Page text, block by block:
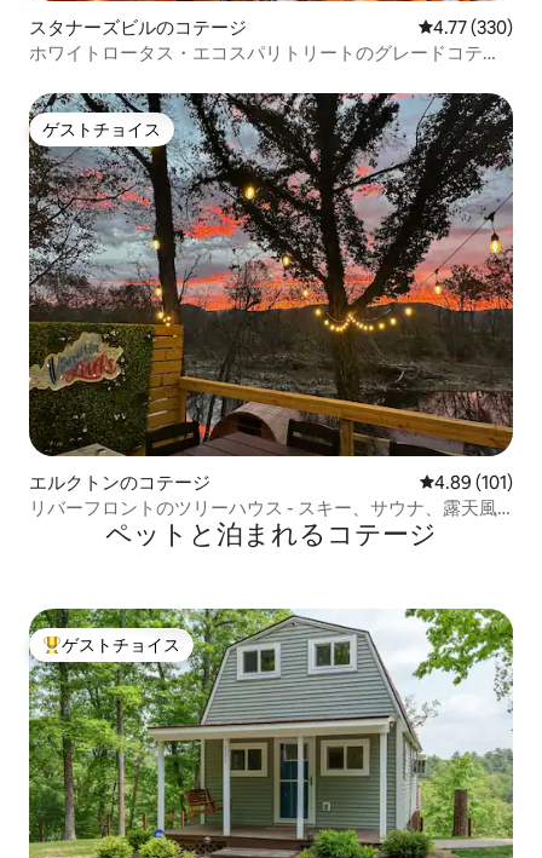
スタナーズビルのコテージ レビュー330
4.77 (330)
ホワイトロータス・エコスパリトリートのグレードコテー
ゲストチョイス
ゲストチョイス
エルクトンのコテージ レビュー101
4.89 (101)
リバーフロントのツリーハウス - スキー、サウナ、露天風
呂、アーケードペットと泊まれるコテージ
大好評のゲストチョイスです。
ゲストチョイス